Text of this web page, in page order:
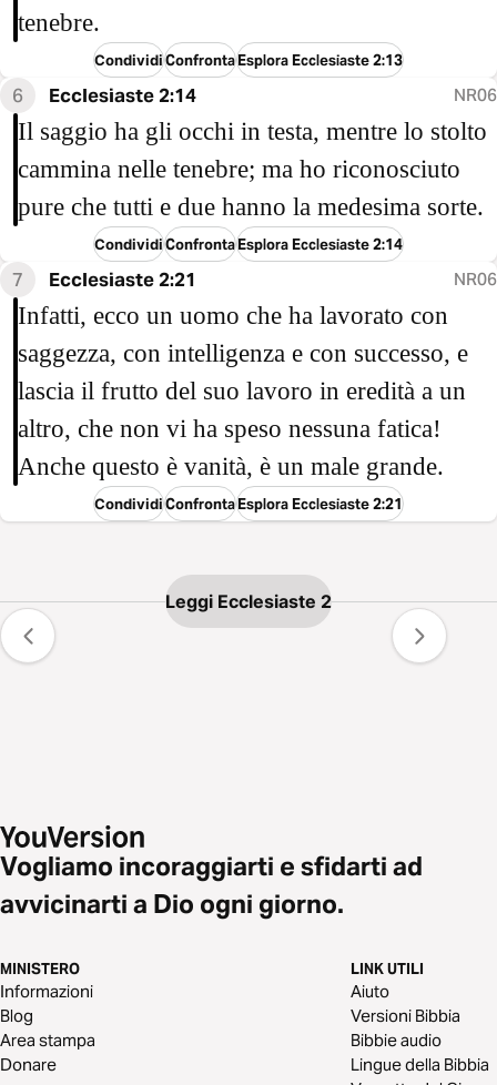
tenebre.
CondividiConfrontaEsplora Ecclesiaste 2:13
6 Ecclesiaste 2:14 NR06
Il saggio ha gli occhi in testa, mentre lo stolto
cammina nelle tenebre; ma ho riconosciuto
pure che tutti e due hanno la medesima sorte.
CondividiConfrontaEsplora Ecclesiaste 2:14
7 Ecclesiaste 2:21 NR06
Infatti, ecco un uomo che ha lavorato con
saggezza, con intelligenza e con successo, e
lascia il frutto del suo lavoro in eredità a un
altro, che non vi ha speso nessuna fatica!
Anche questo è vanità, è un male grande.
CondividiConfrontaEsplora Ecclesiaste 2:21
Leggi Ecclesiaste 2
Vogliamo incoraggiarti e sfidarti ad
avvicinarti a Dio ogni giorno.
MINISTERO
Informazioni
Blog
Area stampa
Donare
LINK UTILI
Aiuto
Versioni Bibbia
Bibbie audio
Lingue della Bibbia